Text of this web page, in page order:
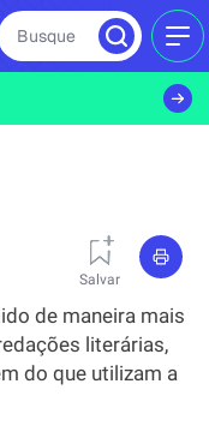
Busque
Salvar
de maneira mais
literárias,
do que utilizam a